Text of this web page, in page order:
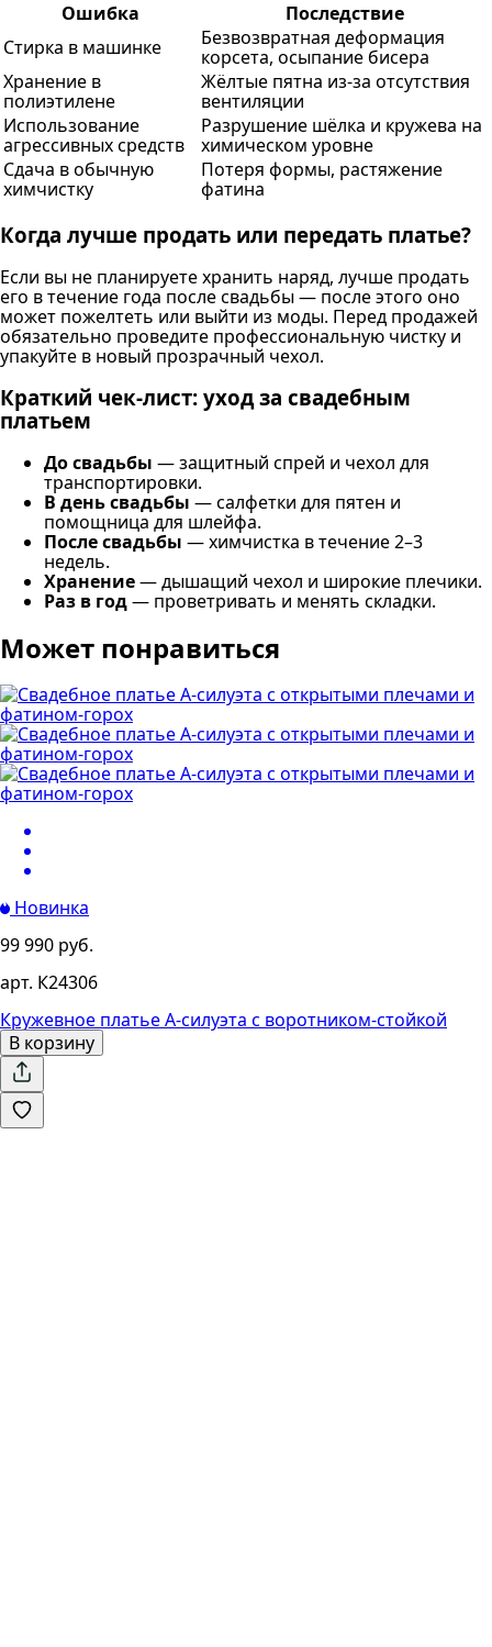
Ошибка
Последствие
Стирка в машинке
Безвозвратная деформация
корсета, осыпание бисера
Хранение в
полиэтилене
Жёлтые пятна из-за отсутствия
вентиляции
Использование
агрессивных средств
Разрушение шёлка и кружева на
химическом уровне
Сдача в обычную
химчистку
Потеря формы, растяжение
фатина
Когда лучше продать или передать платье?
Если вы не планируете хранить наряд, лучше продать
его в течение года после свадьбы — после этого оно
может пожелтеть или выйти из моды. Перед продажей
обязательно проведите профессиональную чистку и
упакуйте в новый прозрачный чехол.
Краткий чек-лист: уход за свадебным
платьем
До свадьбы — защитный спрей и чехол для
транспортировки.
В день свадьбы — салфетки для пятен и
помощница для шлейфа.
После свадьбы — химчистка в течение 2–3
недель.
Хранение— дышащий чехол и широкие плечики.
Раз в год— проветривать и менять складки.
Может понравиться
Новинка
99 990 руб.
арт. К24306
Кружевное платье А-силуэта с воротником-стойкой
В корзину